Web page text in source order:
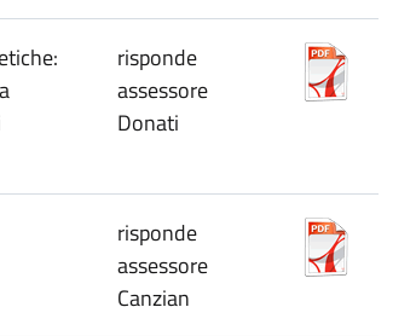
risponde
assessore
Donati
risponde
assessore
Canzian